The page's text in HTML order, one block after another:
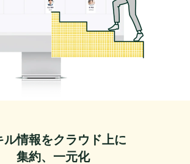
ル情報をクラウド上に
集約、一元化